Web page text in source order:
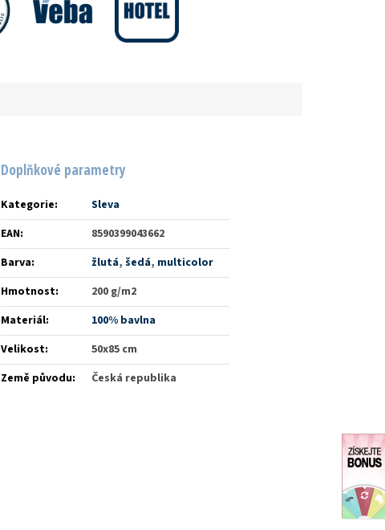
Doplňkové parametry
Kategorie:
Sleva
EAN:
8590399043662
Barva: žlutá,šedá, multicolor
Hmotnost:
200 g/m2
Materiál:
100% bavlna
Velikost:
50x85 cm
Země původu: Česká republika